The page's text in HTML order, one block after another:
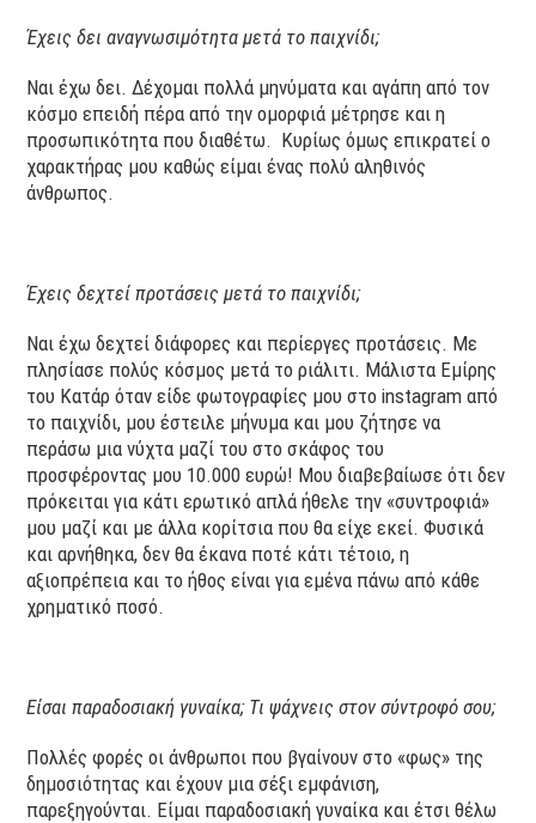
Έχεις δει αναγνωσιμότητα μετά το παιχνίδι;
Ναι έχω δει. Δέχομαι πολλά μηνύματα και αγάπη από τον
κόσμο επειδή πέρα από την ομορφιά μέτρησε και η
προσωπικότητα που διαθέτω. Κυρίως όμως επικρατεί ο
χαρακτήρας μου καθώς είμαι ένας πολύ αληθινός
άνθρωπος.
Έχεις δεχτεί προτάσεις μετά το παιχνίδι;
Ναι έχω δεχτεί διάφορες και περίεργες προτάσεις. Με
πλησίασε πολύς κόσμος μετά το ριάλιτι. Μάλιστα Εμίρης
του Κατάρ όταν είδε φωτογραφίες μου στο instagram από
το παιχνίδι, μου έστειλε μήνυμα και μου ζήτησε να
περάσω μια νύχτα μαζί του στο σκάφος του
προσφέροντας μου 10.000 ευρώ! Μου διαβεβαίωσε ότι δεν
πρόκειται για κάτι ερωτικό απλά ήθελε την «συντροφιά»
μου μαζί και με άλλα κορίτσια που θα είχε εκεί. Φυσικά
και αρνήθηκα, δεν θα έκανα ποτέ κάτι τέτοιο, η
αξιοπρέπεια και το ήθος είναι για εμένα πάνω από κάθε
χρηματικό ποσό.
Είσαι παραδοσιακή γυναίκα; Τι ψάχνεις στον σύντροφό σου;
Πολλές φορές οι άνθρωποι που βγαίνουν στο «φως» της
δημοσιότητας και έχουν μια σέξι εμφάνιση,
παρεξηγούνται. Είμαι παραδοσιακή γυναίκα και έτσι θέλω